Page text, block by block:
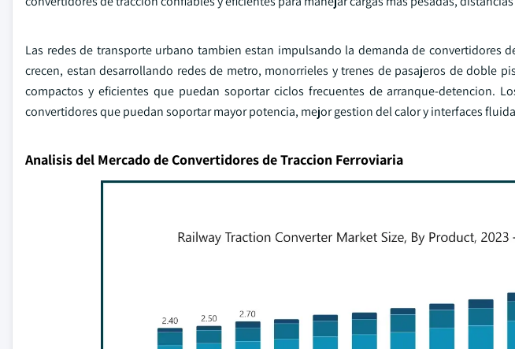
Las redes de transporte urbano tambien estan impulsando la demanda de convertidores
crecen, estan desarrollando redes de metro, monorrieles y trenes de pasajeros de doble
compactos y eficientes que puedan soportar ciclos frecuentes de arranque-detencion.
convertidores que puedan soportar mayor potencia, mejor gestion del calor y interfaces
Analisis del Mercado de Convertidores de Traccion Ferroviaria